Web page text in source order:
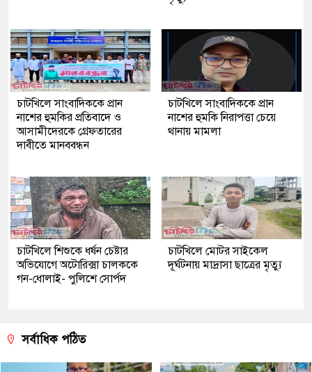
চাটখিলে সাংবাদিককে প্রান
নাশের হুমকির প্রতিবাদে ও
আসামীদেরকে গ্রেফতারের
দাবীতে মানববন্ধন
চাটখিলে সাংবাদিককে প্রান
নাশের হুমকি নিরাপত্তা চেয়ে
থানায় মামলা
চাটখিলে শিশুকে ধর্ষন চেষ্টার
অভিযোগে অটোরিক্সা চালককে
গন-ধোলাই- পুলিশে সোর্পদ
চাটখিলে মোটর সাইকেল
দূর্ঘটনায় মাদ্রাসা ছাত্রের মৃত্যু
সর্বাধিক পঠিত